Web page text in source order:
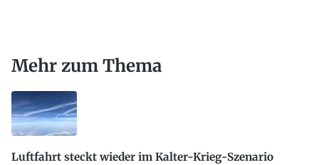
Mehr zum Thema
Luftfahrt steckt wieder im Kalter-Krieg-Szenario